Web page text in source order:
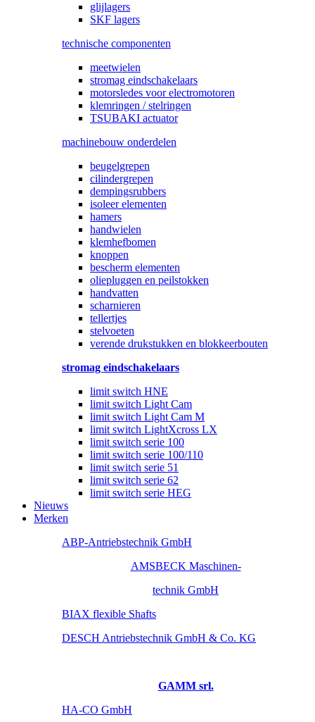
glijlagers
SKF lagers
technische componenten
meetwielen
stromag eindschakelaars
motorsledes voor electromotoren
klemringen / stelringen
TSUBAKI actuator
machinebouw onderdelen
beugelgrepen
cilindergrepen
dempingsrubbers
isoleer elementen
hamers
handwielen
klemhefbomen
knoppen
bescherm elementen
oliepluggen en peilstokken
handvatten
scharnieren
tellertjes
stelvoeten
verende drukstukken en blokkeerbouten
stromag eindschakelaars
limit switch HNE
limit switch Light Cam
limit switch Light Cam M
limit switch LightXcross LX
limit switch serie 100
limit switch serie 100/110
limit switch serie 51
limit switch serie 62
limit switch serie HEG
Nieuws
Merken
ABP-Antriebstechnik GmbH
AMSBECK Maschinen-
technik GmbH
BIAX flexible Shafts
DESCH Antriebstechnik GmbH & Co. KG
GAMM srl.
HA-CO GmbH